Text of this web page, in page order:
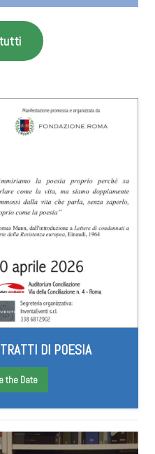
DI POESIA
the Date